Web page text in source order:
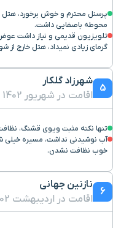
پرسنل محترم و خوش برخورد،
محوطه باصفایی داشت.
تلویزیون قدیمی و نیاز داشت
گرمای زیادی نمیداد، هتل خارج از
5
شهرزاد گلکار
اقامت در شهریور 1402
تنها نکته مثبت ویوی قشنگ،
آب نوشیدنی نداشت، مسیره خیلی
خوب نظافت نشدن.
6
نازنین جهانی
اقامت در اردیبهشت 1402